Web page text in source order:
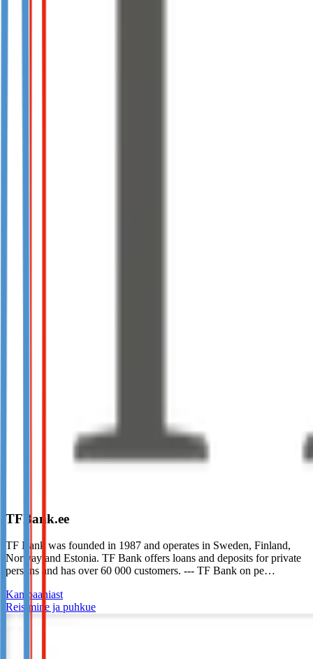
TFBank.ee
TF Bank was founded in 1987 and operates in Sweden, Finland,
Norway and Estonia. TF Bank offers loans and deposits for private
persons and has over 60 000 customers. --- TF Bank on pe…
Kampaaniast
Reisimine ja puhkue